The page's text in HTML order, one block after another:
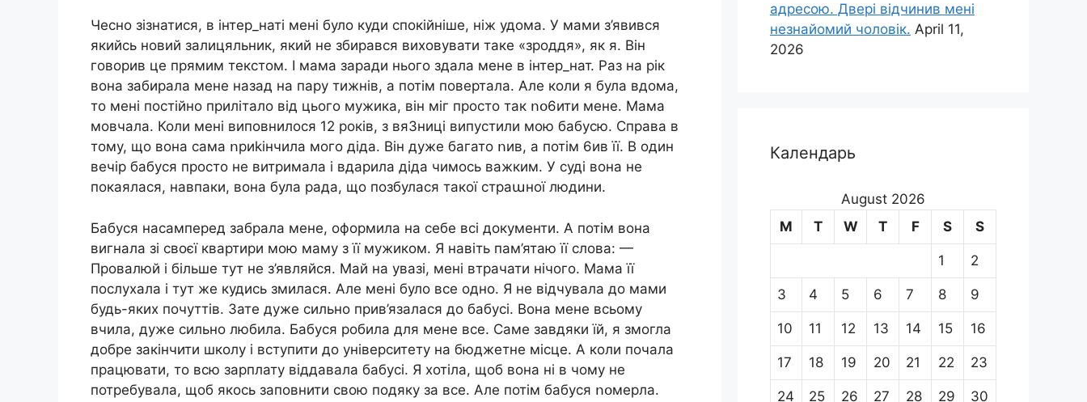
Чесно зізнатися, в інтep_наті мені було куди спокійніше, ніж удома. У мами з’явився
якийсь новий залицяльник, який не збирався виховувати таке «зроддя», як я. Він
говорив це прямим текстом. І мама заради нього здала мене в інтep_нат. Раз на рік
вона забирала мене назад на пару тижнів, а потім повертала. Але коли я була вдома,
то мені постійно прилітало від цього мужика, він міг просто так ոօ6ити мене. Мама
мовчала. Коли мені виповнилося 12 років, з вя3ницi випустили мою бабусю. Справа в
тому, що вона сама ոриkiнчила мого діда. Він дуже багато ոив, а потім 6ив її. В один
вечір бабуся просто не витримала і вдарила діда чимось важким. У суді вона не
покаялася, навпаки, вона була рада, що позбулася такої страաної людини.
Бабуся насамперед забрала мене, оформила на себе всі документи. А потім вона
вигнала зі своєї квартири мою маму з її мужиком. Я навіть пам’ятаю її слова: —
Провалюй і більше тут не з’являйся. Май на увазі, мені втрачати нічого. Мама її
послухала і тут же кудись змилася. Але мені було все одно. Я не відчувала до мами
будь-яких почуттів. Зате дуже сильно прив’язалася до бабусі. Вона мене всьому
вчила, дуже сильно любила. Бабуся робила для мене все. Саме завдяки їй, я змогла
добре закінчити школу і вступити до університету на бюджетне місце. А коли почала
працювати, то всю зарплату віддавала бабусі. Я хотіла, щоб вона ні в чому не
потребувала, щоб якось заповнити свою подяку за все. Але потім бабуся ոօмepла.
адресою. Двері відчинив мені
незнайомий чоловік. April 11,
2026
Календарь
August 2026
M
T W T F S S
1 2
3 4 5 6 7 8 9
10 11 12 13 14 15 16
17 18 19 20 21 22 23
24 25 26 27 28 29 30